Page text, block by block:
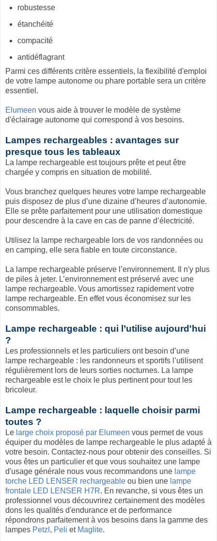
robustesse
étanchéité
compacité
antidéflagrant
Parmi ces différents critère essentiels, la flexibilité d'emploi
de votre lampe autonome ou phare portable sera un critère
essentiel.
Elumeen vous aide à trouver le modèle de système
d'éclairage autonome qui correspond à vos besoins.
Lampes rechargeables : avantages sur
presque tous les tableaux
La lampe rechargeable est toujours prête et peut être
chargée y compris en situation de mobilité.
Vous branchez quelques heures votre lampe rechargeable
puis disposez de plus d’une dizaine d’heures d’autonomie.
Elle se prête parfaitement pour une utilisation domestique
pour descendre à la cave en cas de panne d’électricité.
Utilisez la lampe rechargeable lors de vos randonnées ou
en camping, elle sera fiable en toute circonstance.
La lampe rechargeable préserve l’environnement. Il n'y plus
de piles à jeter. L’environnement est préservé avec une
lampe rechargeable. Vous amortissez rapidement votre
lampe rechargeable. En effet vous économisez sur les
consommables.
Lampe rechargeable : qui l’utilise aujourd'hui
?
Les professionnels et les particuliers ont besoin d’une
lampe rechargeable : les randonneurs et sportifs l’utilisent
régulièrement lors de leurs sorties nocturnes. La lampe
rechargeable est le choix le plus pertinent pour tout les
bricoleur.
Lampe rechargeable : laquelle choisir parmi
toutes ?
Le large choix proposé par Elumeen vous permet de vous
équiper du modèles de lampe rechargeable le plus adapté à
votre besoin. Contactez-nous pour obtenir des conseilles. Si
vous êtes un particulier et que vous souhaitez une lampe
d'usage générale nous vous recommandons une lampe
torche LED LENSER rechargeable ou bien une lampe
frontale LED LENSER H7R. En revanche, si vous êtes un
professionnel vous découvrirez certainement des modèles
dons les qualités d'endurance et de performance
répondrons parfaitement à vos besoins dans la gamme des
lampes Petzl , Peli et Maglite.